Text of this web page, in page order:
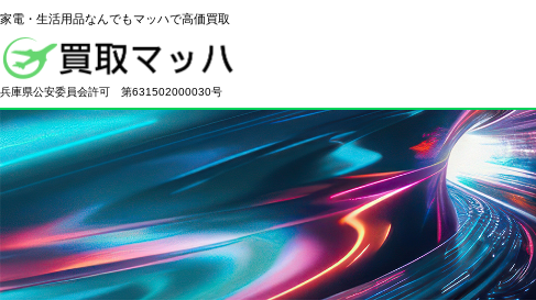
家電・生活用品なんでもマッハで高価買取
製
品
の
高
価
買
取
兵庫県公安委員会許可 第631502000030号